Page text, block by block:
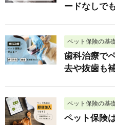
ードなしで
ペット保険の基
歯科治療で
去や抜歯も
ペット保険の基
ペット保険